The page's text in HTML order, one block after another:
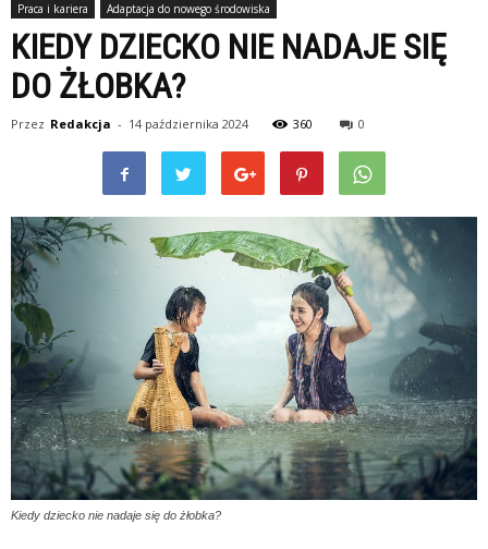
Praca i kariera Adaptacja do nowego środowiska
KIEDY DZIECKO NIE NADAJE SIĘ
DO ŻŁOBKA?
Przez Redakcja - 14 października 2024 360 0
Kiedy dziecko nie nadaje się do żłobka?